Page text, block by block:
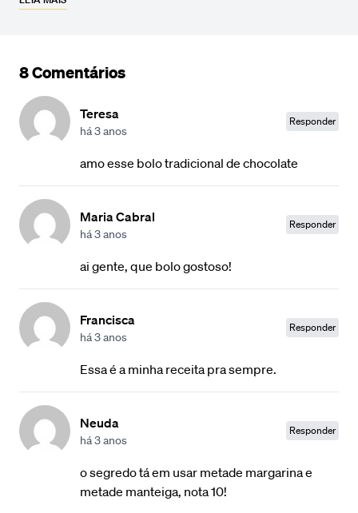
8 Comentários
Teresa
há 3 anos
Responder
amo esse bolo tradicional de chocolate
Maria Cabral
há 3 anos
Responder
ai gente, que bolo gostoso!
Francisca
há 3 anos
Responder
Essa é a minha receita pra sempre.
Neuda
há 3 anos
Responder
o segredo tá em usar metade margarina e
metade manteiga, nota 10!